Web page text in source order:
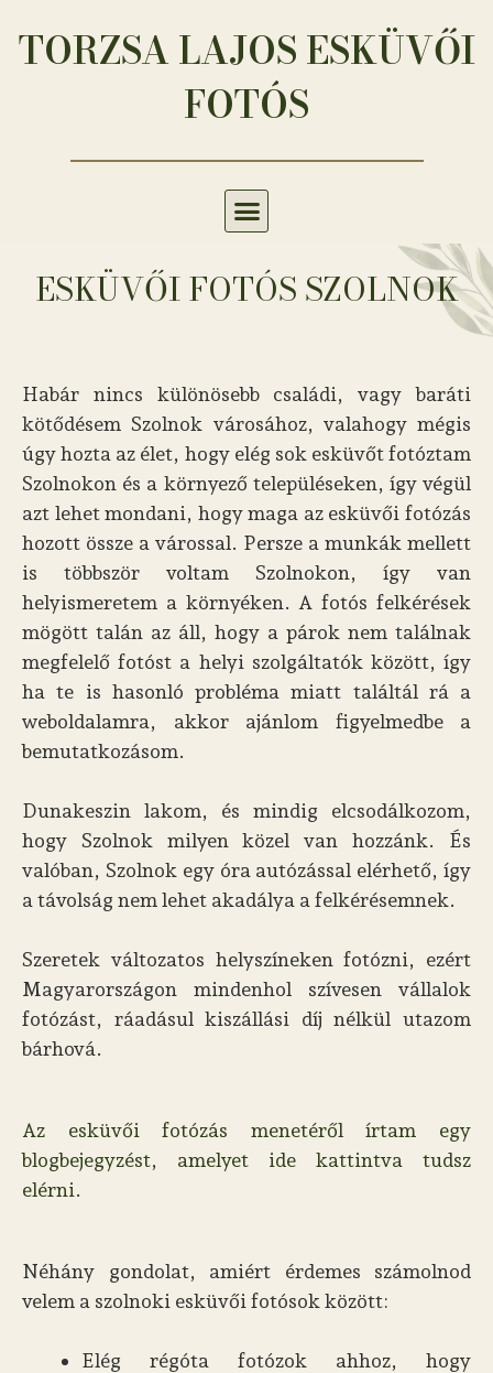
TORZSA LAJOS ESKÜVŐI
FOTÓS
ESKÜVŐI FOTÓS SZOLNOK
Habár nincs különösebb családi, vagy baráti
kötődésem Szolnok városához, valahogy mégis
úgy hozta az élet, hogy elég sok esküvőt fotóztam
Szolnokon és a környező településeken, így végül
azt lehet mondani, hogy maga az esküvői fotózás
hozott össze a várossal. Persze a munkák mellett
is többször voltam Szolnokon, így van
helyismeretem a környéken. A fotós felkérések
mögött talán az áll, hogy a párok nem találnak
megfelelő fotóst a helyi szolgáltatók között, így
ha te is hasonló probléma miatt találtál rá a
weboldalamra, akkor ajánlom figyelmedbe a
bemutatkozásom.
Dunakeszin lakom, és mindig elcsodálkozom,
hogy Szolnok milyen közel van hozzánk. És
valóban, Szolnok egy óra autózással elérhető, így
a távolság nem lehet akadálya a felkérésemnek.
Szeretek változatos helyszíneken fotózni, ezért
Magyarországon mindenhol szívesen vállalok
fotózást, ráadásul kiszállási díj nélkül utazom
bárhová.
Az esküvői fotózás menetéről írtam egy
blogbejegyzést, amelyet ide kattintva tudsz
elérni.
Néhány gondolat, amiért érdemes számolnod
velem a szolnoki esküvői fotósok között:
Elég régóta fotózok ahhoz, hogy